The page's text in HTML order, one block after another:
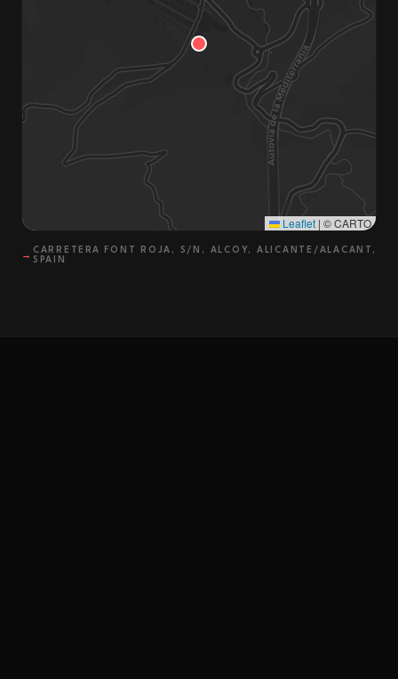
Leaflet | © CARTO
→
CARRETERA FONT ROJA, S/N, ALCOY, ALICANTE/ALACANT,
SPAIN